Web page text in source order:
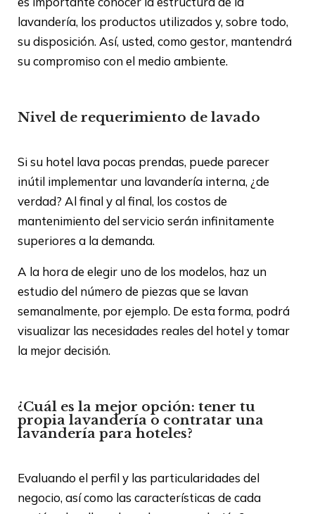
lavandería, los productos utilizados y, sobre todo,
su disposición. Así, usted, como gestor, mantendrá
su compromiso con el medio ambiente.
Nivel de requerimiento de lavado
Si su hotel lava pocas prendas, puede parecer
inútil implementar una lavandería interna, ¿de
verdad? Al final y al final, los costos de
mantenimiento del servicio serán infinitamente
superiores a la demanda.
A la hora de elegir uno de los modelos, haz un
estudio del número de piezas que se lavan
semanalmente, por ejemplo. De esta forma, podrá
visualizar las necesidades reales del hotel y tomar
la mejor decisión.
¿Cuál es la mejor opción: tener tu
propia lavandería o contratar una
lavandería para hoteles?
Evaluando el perfil y las particularidades del
negocio, así como las características de cada